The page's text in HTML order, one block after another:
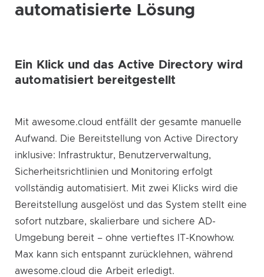
automatisierte Lösung
Ein Klick und das Active Directory wird
automatisiert bereitgestellt
Mit awesome.cloud entfällt der gesamte manuelle
Aufwand. Die Bereitstellung von Active Directory
inklusive: Infrastruktur, Benutzerverwaltung,
Sicherheitsrichtlinien und Monitoring erfolgt
vollständig automatisiert. Mit zwei Klicks wird die
Bereitstellung ausgelöst und das System stellt eine
sofort nutzbare, skalierbare und sichere AD-
Umgebung bereit – ohne vertieftes IT-Knowhow.
Max kann sich entspannt zurücklehnen, während
awesome.cloud die Arbeit erledigt.